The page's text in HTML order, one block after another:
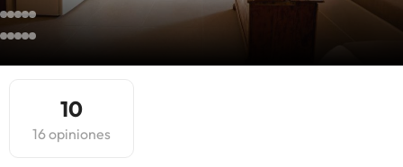
10
16 opiniones